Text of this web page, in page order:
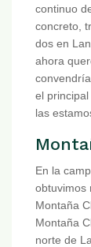
continuo
concreto,
dos en
ahora
el
las
En la
obtuvimos
Montaña
Montaña
norte de